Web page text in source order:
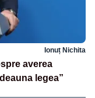
Ionuț Nichita
averea
legea”